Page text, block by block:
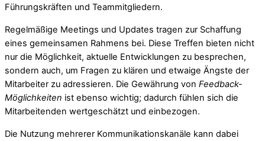
Führungskräften und Teammitgliedern.
Regelmäßige Meetings und Updates tragen zur Schaffung
eines gemeinsamen Rahmens bei. Diese Treffen bieten nicht
nur die Möglichkeit, aktuelle Entwicklungen zu besprechen,
sondern auch, um Fragen zu klären und etwaige Ängste der
Mitarbeiter zu adressieren. Die Gewährung von Feedback-
Möglichkeiten ist ebenso wichtig; dadurch fühlen sich die
Mitarbeitenden wertgeschätzt und einbezogen.
Die Nutzung mehrerer Kommunikationskanäle kann dabei